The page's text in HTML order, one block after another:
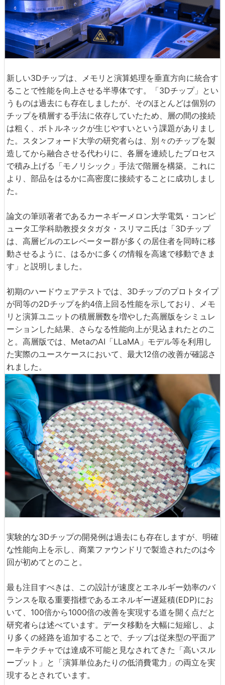
新しい3Dチップは、メモリと演算処理を垂直方向に統合す
ることで性能を向上させる半導体です。「3Dチップ」とい
うものは過去にも存在しましたが、そのほとんどは個別の
チップを積層する手法に依存していたため、層の間の接続
は粗く、ボトルネックが生じやすいという課題がありまし
た。スタンフォード大学の研究者らは、別々のチップを製
造してから融合させる代わりに、各層を連続したプロセス
で積み上げる「モノリシック」手法で階層を構築。これに
より、部品をはるかに高密度に接続することに成功しまし
た。
論文の筆頭著者であるカーネギーメロン大学電気・コンピ
ュータ工学科助教授タタガタ・スリマニ氏は「3Dチップ
は、高層ビルのエレベーター群が多くの居住者を同時に移
動させるように、はるかに多くの情報を高速で移動できま
す」と説明しました。
初期のハードウェアテストでは、3Dチップのプロトタイプ
が同等の2Dチップを約4倍上回る性能を示しており、メモ
リと演算ユニットの積層層数を増やした高層版をシミュレ
ーションした結果、さらなる性能向上が見込まれたとのこ
と。高層版では、MetaのAI「LLaMA」モデル等を利用し
た実際のユースケースにおいて、最大12倍の改善が確認さ
れました。
実験的な3Dチップの開発例は過去にも存在しますが、明確
な性能向上を示し、商業ファウンドリで製造されたのは今
回が初めてとのこと。
最も注目すべきは、この設計が速度とエネルギー効率のバ
ランスを取る重要指標であるエネルギー遅延積(EDP)にお
いて、100倍から1000倍の改善を実現する道を開く点だと
研究者らは述べています。データ移動を大幅に短縮し、よ
り多くの経路を追加することで、チップは従来型の平面ア
ーキテクチャでは達成不可能と見なされてきた「高いスル
ープット」と「演算単位あたりの低消費電力」の両立を実
現するとされています。